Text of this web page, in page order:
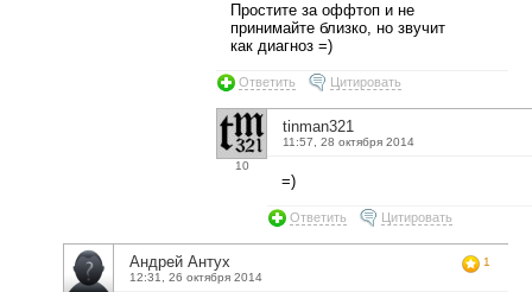
Простите за оффтоп и не
принимайте близко, но звучит
как диагноз =)
Ответить Цитировать
10
tinman321
11:57, 28 октября 2014
=)
Ответить Цитировать
Андрей Антух
12:31, 26 октября 2014
1